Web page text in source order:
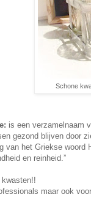
Schone
is een verzamelnaam
gezond blijven door
van het Griekse woord
en reinheid.”
kwasten!!
maar ook